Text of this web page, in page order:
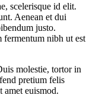
scelerisque id elit.
Aenean et dui
justo.
fermentum nibh ut est
molestie, tortor in
pretium felis
amet euismod.